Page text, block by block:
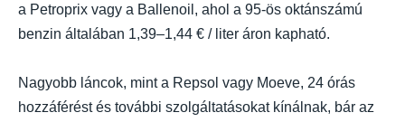
a Petroprix vagy a Ballenoil, ahol a 95-ös oktánszámú
benzin általában 1,39–1,44 € / liter áron kapható.
Nagyobb láncok, mint a Repsol vagy Moeve, 24 órás
hozzáférést és további szolgáltatásokat kínálnak, bár az